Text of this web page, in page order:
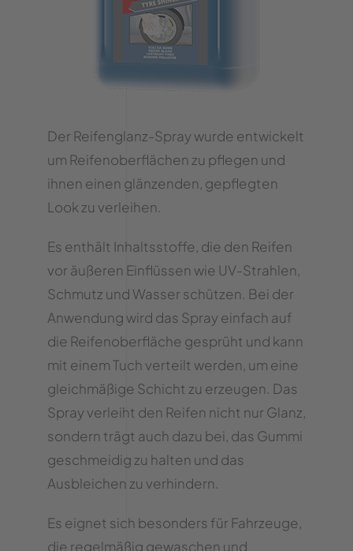
Der Reifenglanz-Spray wurde entwickelt
um Reifenoberflächen zu pflegen und
ihnen einen glänzenden, gepflegten
Look zu verleihen.
Es enthält Inhaltsstoffe, die den Reifen
vor äußeren Einflüssen wie UV-Strahlen,
Schmutz und Wasser schützen. Bei der
Anwendung wird das Spray einfach auf
die Reifenoberfläche gesprüht und kann
mit einem Tuch verteilt werden, um eine
gleichmäßige Schicht zu erzeugen. Das
Spray verleiht den Reifen nicht nur Glanz,
sondern trägt auch dazu bei, das Gummi
geschmeidig zu halten und das
Ausbleichen zu verhindern.
Es eignet sich besonders für Fahrzeuge,
die regelmäßig gewaschen und